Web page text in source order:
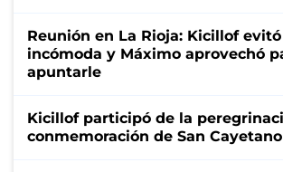
Reunión en La Rioja: Kicillof
incómoda y Máximo aprovechó
apuntarle
Kicillof participó de la
conmemoración de San Cayetano